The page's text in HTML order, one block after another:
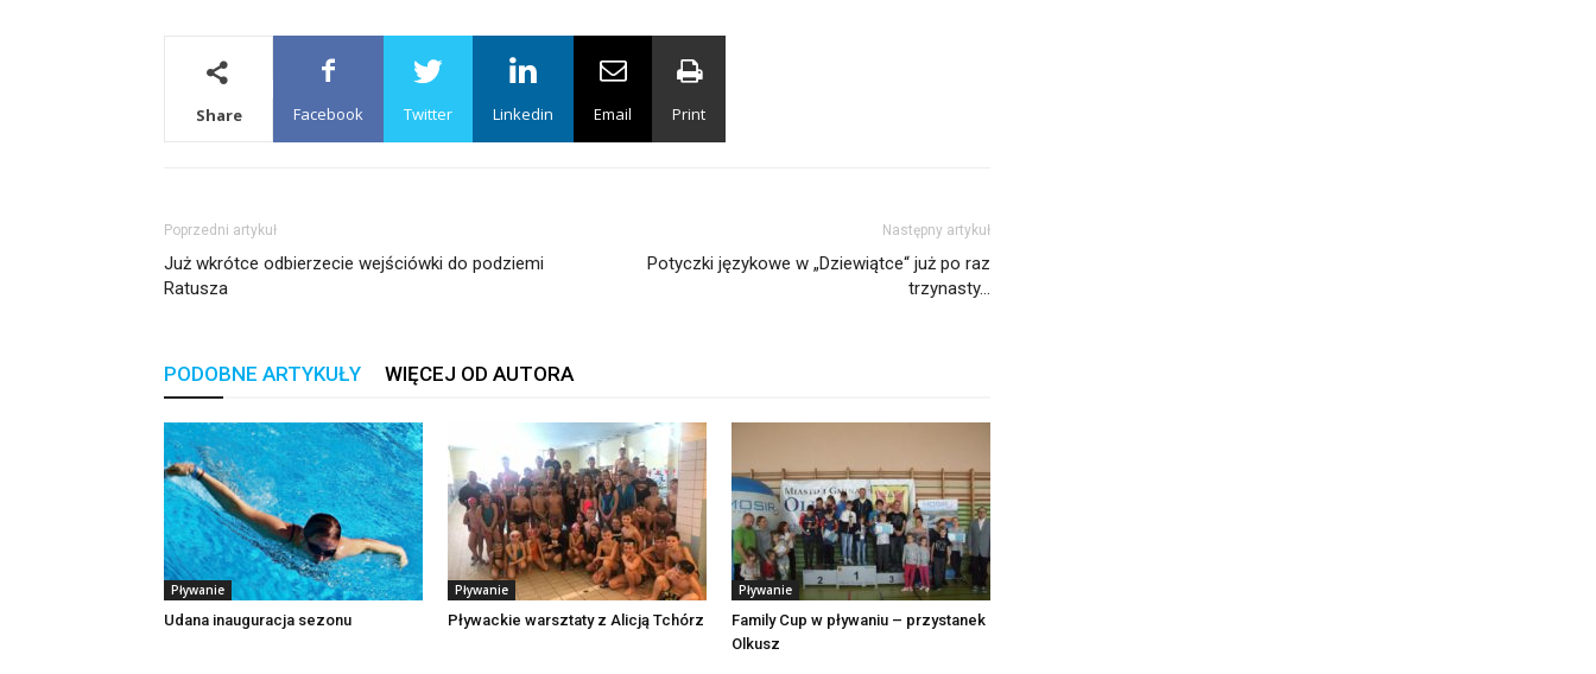
Share Facebook Twitter Linkedin Email Print
Poprzedni artykuł
Już wkrótce odbierzecie wejściówki do podziemi
Ratusza
Następny artykuł
Potyczki językowe w „Dziewiątce“ już po raz
trzynasty…
PODOBNE ARTYKUŁY WIĘCEJ OD AUTORA
Pływanie
Udana inauguracja sezonu
Pływanie
Pływackie warsztaty z Alicją Tchórz
Pływanie
Family Cup w pływaniu – przystanek
Olkusz